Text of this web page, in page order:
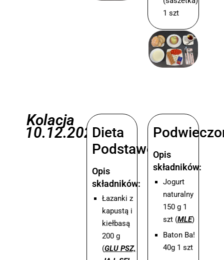
1 szt
Kolacja
10.12.2025Dieta
Podstawowa
Opis
składników:
Łazanki z
kapustą i
kiełbasą
200 g
(GLU PSZ,
Opis
składników:
Jogurt
naturalny
150 g 1
szt (MLE)
Baton Ba!
40g 1 szt